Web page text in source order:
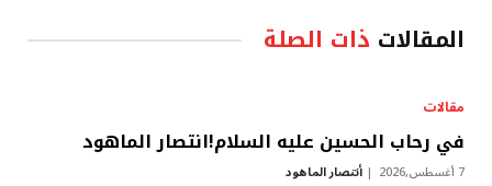
المقالات ذات الصلة
مقالات
في رحاب الحسين عليه السلام!انتصار الماهود
7 أغسطس,2026 أنتصار الماهود